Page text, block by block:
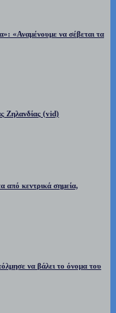
«Αναμένουμε να σέβεται τα
Ζηλανδίας (vid)
από κεντρικά σημεία,
να βάλει το όνομα του